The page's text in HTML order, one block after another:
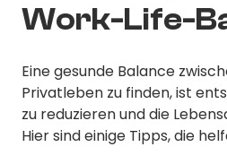
Work-Life-
Eine gesunde Balance
Privatleben zu finden, ist
zu reduzieren und die
Hier sind einige Tipps, die